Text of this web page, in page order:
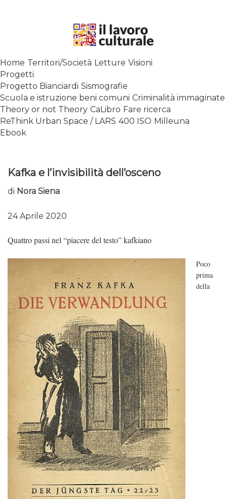
SPALANCARE LE FINESTRE DEI
CONTEMPORANEO
Home Territori/Società Letture Visioni
Progetti
Progetto Bianciardi Sismografie
Scuola e istruzione beni comuni Criminalità immaginate
Theory or not Theory CaLibro Fare ricerca
ReThink Urban Space / LARS 400 ISO Milleuna
Ebook
Kafka e l’invisibilità dell’osceno
di Nora Siena
24 Aprile 2020
Quattro passi nel “piacere del testo” kafkiano
Poco
prima
della